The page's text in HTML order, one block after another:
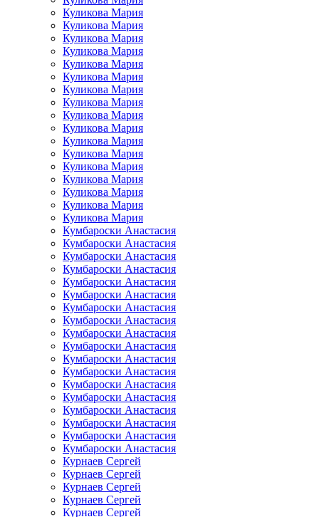
Куликова Мария
Куликова Мария
Куликова Мария
Куликова Мария
Куликова Мария
Куликова Мария
Куликова Мария
Куликова Мария
Куликова Мария
Куликова Мария
Куликова Мария
Куликова Мария
Куликова Мария
Куликова Мария
Куликова Мария
Куликова Мария
Куликова Мария
Кумбароски Анастасия
Кумбароски Анастасия
Кумбароски Анастасия
Кумбароски Анастасия
Кумбароски Анастасия
Кумбароски Анастасия
Кумбароски Анастасия
Кумбароски Анастасия
Кумбароски Анастасия
Кумбароски Анастасия
Кумбароски Анастасия
Кумбароски Анастасия
Кумбароски Анастасия
Кумбароски Анастасия
Кумбароски Анастасия
Кумбароски Анастасия
Кумбароски Анастасия
Кумбароски Анастасия
Курнаев Сергей
Курнаев Сергей
Курнаев Сергей
Курнаев Сергей
Курнаев Сергей